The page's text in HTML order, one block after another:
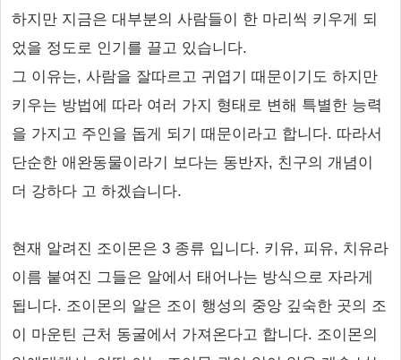
하지만 지금은 대부분의 사람들이 한 마리씩 키우게 되
었을 정도로 인기를 끌고 있습니다.
그 이유는, 사람을 잘따르고 귀엽기 때문이기도 하지만
키우는 방법에 따라 여러 가지 형태로 변해 특별한 능력
을 가지고 주인을 돕게 되기 때문이라고 합니다. 따라서
단순한 애완동물이라기 보다는 동반자, 친구의 개념이
더 강하다 고 하겠습니다.
현재 알려진 조이몬은 3 종류 입니다. 키유, 피유, 치유라
이름 붙여진 그들은 알에서 태어나는 방식으로 자라게
됩니다. 조이몬의 알은 조이 행성의 중앙 깊숙한 곳의 조
이 마운틴 근처 동굴에서 가져온다고 합니다. 조이몬의